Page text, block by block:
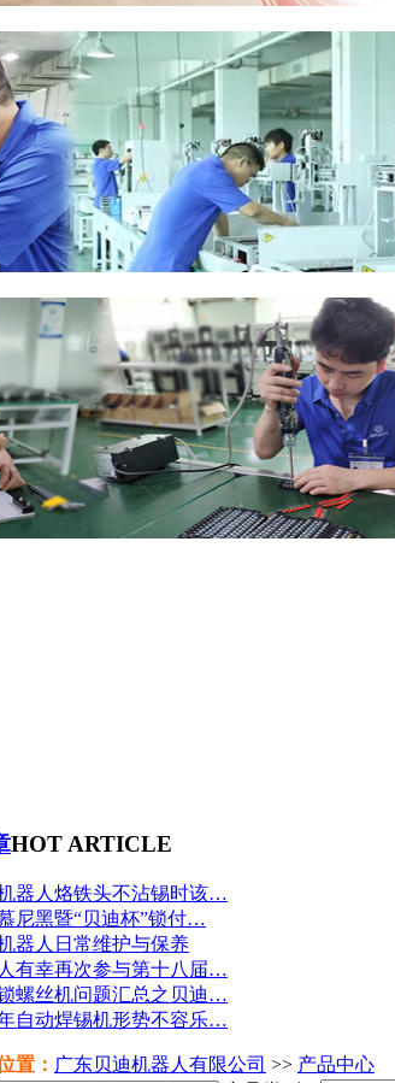
HOT ARTICLE
器人烙铁头不沾锡时该…
尼黑暨“贝迪杯”锁付…
器人日常维护与保养
有幸再次参与第十八届…
螺丝机问题汇总之贝迪…
自动焊锡机形势不容乐…
置： 广东贝迪机器人有限公司 >> 产品中心